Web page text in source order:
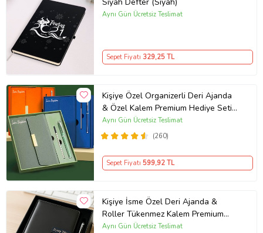
Aynı Gün Ücretsiz Teslimat
Sepet Fiyatı 329,25 TL
Kişiye Özel Organizerli Deri Ajanda
& Özel Kalem Premium Hediye Seti
(Haki)
(260)
Aynı Gün Ücretsiz Teslimat
Sepet Fiyatı 599,92 TL
Kişiye İsme Özel Deri Ajanda &
Roller Tükenmez Kalem Premium
Kutulu Ofis İş Hediyesi
Aynı Gün Ücretsiz Teslimat